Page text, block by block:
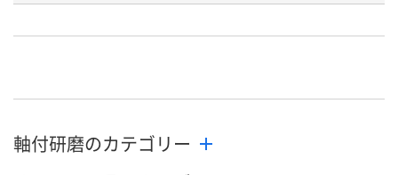
カゴへ
軸付研磨のカテゴリー